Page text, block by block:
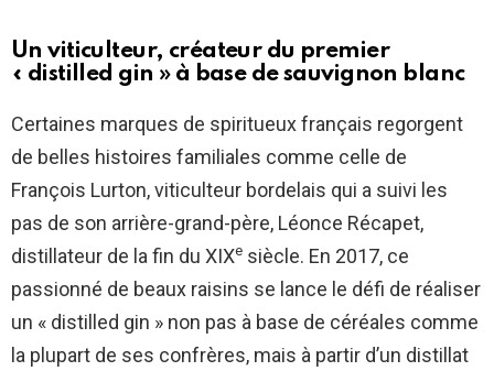
Un viticulteur, créateur du premier
« distilled gin » à base de sauvignon blanc
Certaines marques de spiritueux français regorgent
de belles histoires familiales comme celle de
François Lurton, viticulteur bordelais qui a suivi les
pas de son arrière-grand-père, Léonce Récapet,
distillateur de la fin du XIXe siècle. En 2017, ce
passionné de beaux raisins se lance le défi de réaliser
un « distilled gin » non pas à base de céréales comme
la plupart de ses confrères, mais à partir d’un distillat